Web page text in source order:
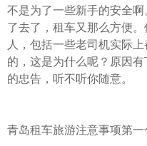
不是为了一些新手的安全
了去了，租车又那么方便
人，包括一些老司机实际
的，这是为什么呢？原因
的忠告，听不听你随意。
青岛租车旅游注意事项第